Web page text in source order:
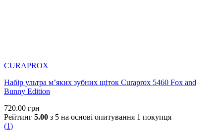
CURAPROX
Набір ультра м’яких зубних щіток Curaprox 5460 Fox and
Bunny Edition
720.00 грн
Рейтинг 5.00 з 5 на основі опитування 1 покупця
(1)